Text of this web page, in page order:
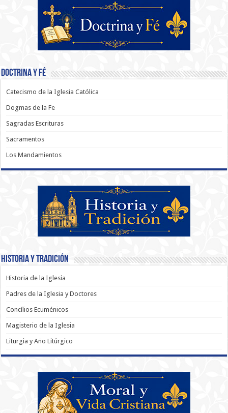
Doctrina y Fé
Catecismo de la Iglesia Católica
Dogmas de la Fe
Sagradas Escrituras
Sacramentos
Los Mandamientos
Historia y Tradición
Historia de la Iglesia
Padres de la Iglesia y Doctores
Concílios Ecuménicos
Magisterio de la Iglesia
Liturgia y Año Litúrgico